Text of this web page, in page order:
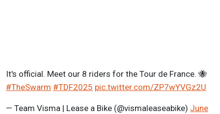
It's official. Meet our 8 riders for the Tour de France. 🐝
#TheSwarm #TDF2025 pic.twitter.com/ZP7wYVGz2U
— Team Visma | Lease a Bike (@vismaleaseabike) June